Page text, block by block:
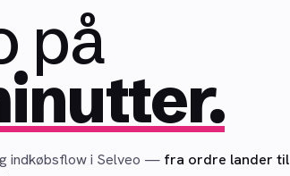
på
indkøbsflow i Selveo — fra ordre lander til